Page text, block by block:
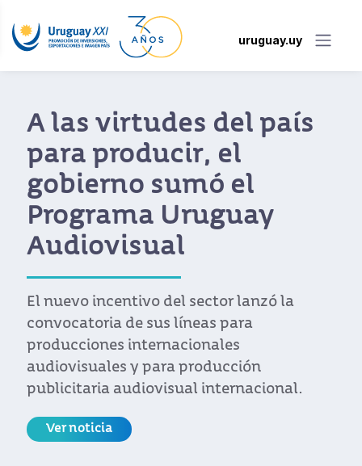
uruguay.uy
A las virtudes del país
para producir, el
gobierno sumó el
Programa Uruguay
Audiovisual
El nuevo incentivo del sector lanzó la
convocatoria de sus líneas para
producciones internacionales
audiovisuales y para producción
publicitaria audiovisual internacional.
Ver noticia